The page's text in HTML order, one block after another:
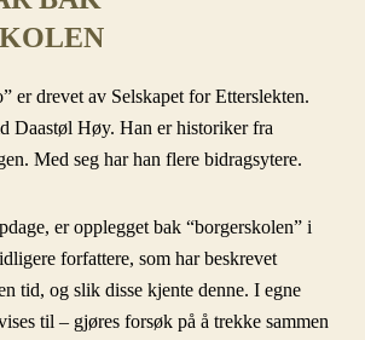
er drevet av Selskapet for Etterslekten.
Daastøl Høy. Han er historiker fra
Med seg har han flere bidragsytere.
er opplegget bak “borgerskolen” i
forfattere, som har beskrevet
tid, og slik disse kjente denne. I egne
til – gjøres forsøk på å trekke sammen